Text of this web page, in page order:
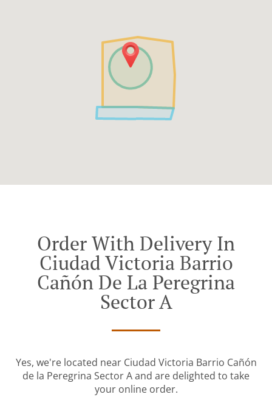
Order With Delivery In
Ciudad Victoria Barrio
Cañón De La Peregrina
Sector A
Yes, we're located near Ciudad Victoria Barrio Cañón
de la Peregrina Sector A and are delighted to take
your online order.